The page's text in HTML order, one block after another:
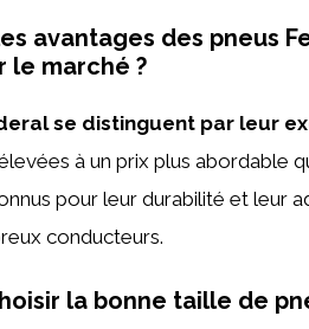
avantages des pneus
le marché ?
se distinguent par leur
à un prix plus abordable
pour leur durabilité et leur
conducteurs.
la bonne taille de